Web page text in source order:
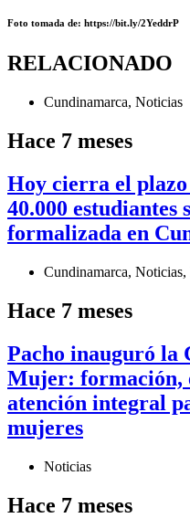
Foto tomada de: https://bit.ly/2YeddrP
RELACIONADO
Cundinamarca, Noticias
Hace 7 meses
Hoy cierra el
40.000
formalizada en
Cundinamarca, Noticias,
Hace 7 meses
Pacho inauguró la
Mujer: formación,
atención integral
mujeres
Noticias
Hace 7 meses